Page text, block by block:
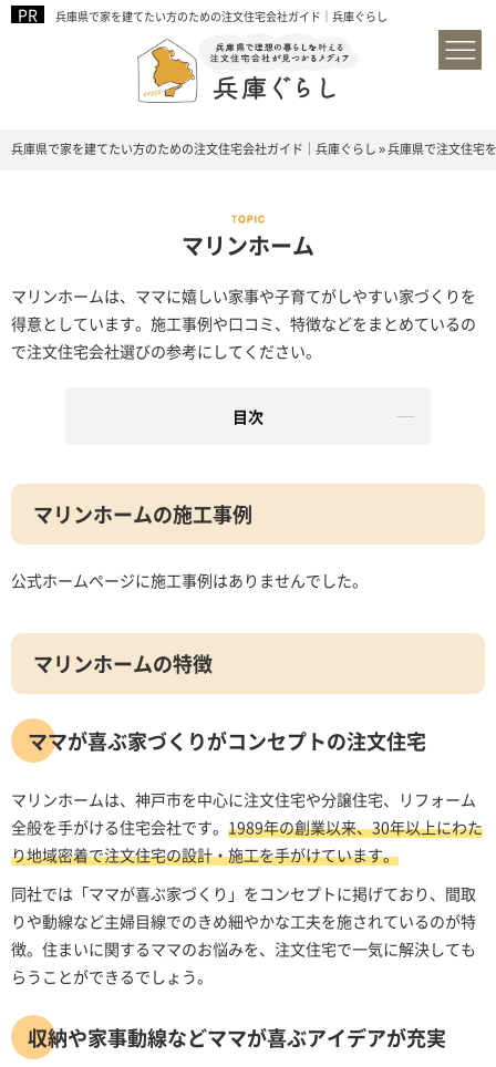
兵庫県で家を建てたい方のための注文住宅会社ガイド｜兵庫ぐらし
兵庫県で家を建てたい方のための注文住宅会社ガイド｜兵庫ぐらし»兵庫県で注文住宅
マリンホーム
マリンホームは、ママに嬉しい家事や子育てがしやすい家づくりを
得意としています。施工事例や口コミ、特徴などをまとめているの
で注文住宅会社選びの参考にしてください。
目次
マリンホームの施工事例
公式ホームページに施工事例はありませんでした。
マリンホームの特徴
ママが喜ぶ家づくりがコンセプトの注文住宅
マリンホームは、神戸市を中心に注文住宅や分譲住宅、リフォーム
全般を手がける住宅会社です。 1989年の創業以来、30年以上にわた
り地域密着で注文住宅の設計・施工を手がけています。
同社では「ママが喜ぶ家づくり」をコンセプトに掲げており、間取
りや動線など主婦目線でのきめ細やかな工夫を施されているのが特
徴。住まいに関するママのお悩みを、注文住宅で一気に解決しても
らうことができるでしょう。
収納や家事動線などママが喜ぶアイデアが充実